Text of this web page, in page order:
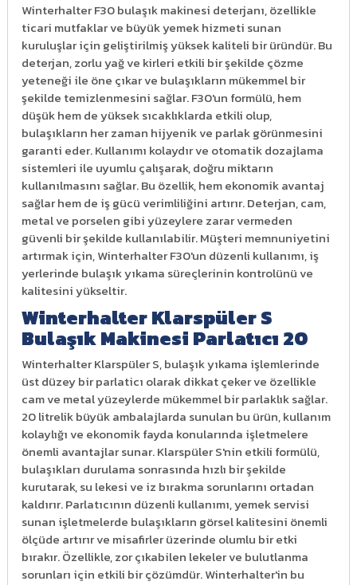
Winterhalter F30 bulaşık makinesi deterjanı, özellikle
ticari mutfaklar ve büyük yemek hizmeti sunan
kuruluşlar için geliştirilmiş yüksek kaliteli bir üründür. Bu
deterjan, zorlu yağ ve kirleri etkili bir şekilde çözme
yeteneği ile öne çıkar ve bulaşıkların mükemmel bir
şekilde temizlenmesini sağlar. F30'un formülü, hem
düşük hem de yüksek sıcaklıklarda etkili olup,
bulaşıkların her zaman hijyenik ve parlak görünmesini
garanti eder. Kullanımı kolaydır ve otomatik dozajlama
sistemleri ile uyumlu çalışarak, doğru miktarın
kullanılmasını sağlar. Bu özellik, hem ekonomik avantaj
sağlar hem de iş gücü verimliliğini artırır. Deterjan, cam,
metal ve porselen gibi yüzeylere zarar vermeden
güvenli bir şekilde kullanılabilir. Müşteri memnuniyetini
artırmak için, Winterhalter F30'un düzenli kullanımı, iş
yerlerinde bulaşık yıkama süreçlerinin kontrolünü ve
kalitesini yükseltir.
Winterhalter Klarspüler S
Bulaşık Makinesi Parlatıcı 20
Winterhalter Klarspüler S, bulaşık yıkama işlemlerinde
üst düzey bir parlaticı olarak dikkat çeker ve özellikle
cam ve metal yüzeylerde mükemmel bir parlaklık sağlar.
20 litrelik büyük ambalajlarda sunulan bu ürün, kullanım
kolaylığı ve ekonomik fayda konularında işletmelere
önemli avantajlar sunar. Klarspüler S'nin etkili formülü,
bulaşıkları durulama sonrasında hızlı bir şekilde
kurutarak, su lekesi ve iz bırakma sorunlarını ortadan
kaldırır. Parlatıcının düzenli kullanımı, yemek servisi
sunan işletmelerde bulaşıkların görsel kalitesini önemli
ölçüde artırır ve misafirler üzerinde olumlu bir etki
bırakır. Özellikle, zor çıkabilen lekeler ve bulutlanma
sorunları için etkili bir çözümdür. Winterhalter'in bu